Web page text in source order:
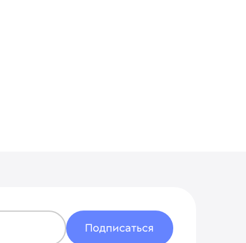
Подписаться
Указать другой адрес